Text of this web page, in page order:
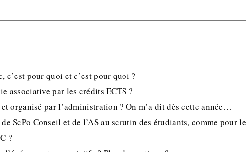
c’est pour quoi et c’est pour quoi ?
associative par les crédits ECTS ?
organisé par l’administration ? On m’a dit dès cette année…
ScPo Conseil et de l’AS au scrutin des étudiants, comme pour le
?